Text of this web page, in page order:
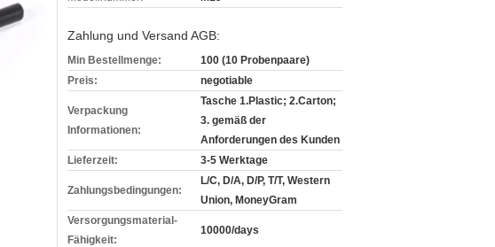
Zahlung und Versand AGB:
Min Bestellmenge:
100 (10 Probenpaare)
Preis:
negotiable
Verpackung
Informationen:
Tasche 1.Plastic; 2.Carton;
3. gemäß der
Anforderungen des Kunden
Lieferzeit:
3-5 Werktage
Zahlungsbedingungen:
L/C, D/A, D/P, T/T, Western
Union, MoneyGram
Versorgungsmaterial-
Fähigkeit:
10000/days